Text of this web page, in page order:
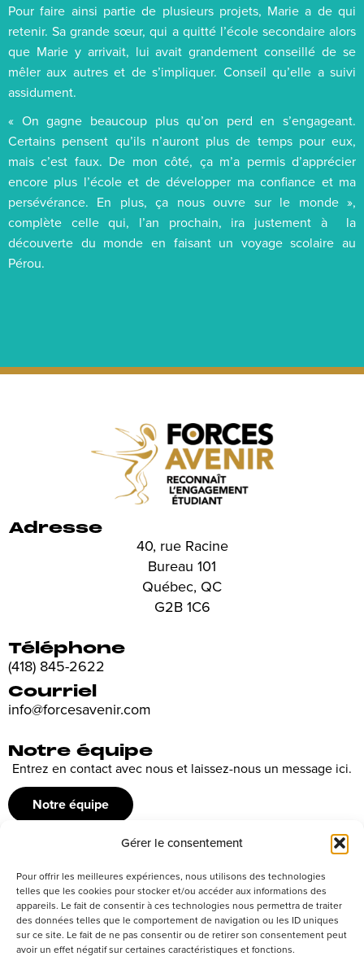
Gérer le consentement
Pour offrir les meilleures expériences, nous utilisons des technologies
telles que les cookies pour stocker et/ou accéder aux informations des
appareils. Le fait de consentir à ces technologies nous permettra de traiter
des données telles que le comportement de navigation ou les ID uniques
sur ce site. Le fait de ne pas consentir ou de retirer son consentement peut
avoir un effet négatif sur certaines caractéristiques et fonctions.
Pour faire ainsi partie de plusieurs projets, Marie a de qui
retenir. Sa grande sœur, qui a quitté l’école secondaire alors
que Marie y arrivait, lui avait grandement conseillé de se
mêler aux autres et de s’impliquer. Conseil qu’elle a suivi
assidument.
« On gagne beaucoup plus qu’on perd en s’engageant.
Certains pensent qu’ils n’auront plus de temps pour eux,
mais c’est faux. De mon côté, ça m’a permis d’apprécier
encore plus l’école et de développer ma confiance et ma
persévérance. En plus, ça nous ouvre sur le monde »,
complète celle qui, l’an prochain, ira justement à la
découverte du monde en faisant un voyage scolaire au
Pérou.
Adresse
40, rue Racine
Bureau 101
Québec, QC
G2B 1C6
Téléphone
(418) 845-2622
Courriel
info@forcesavenir.com
Notre équipe
Entrez en contact avec nous et laissez-nous un message ici.
Notre équipe
Recrutement
Découvrez nos offres d’emploi ou envoyez votre candidature
spontanée
Postuler